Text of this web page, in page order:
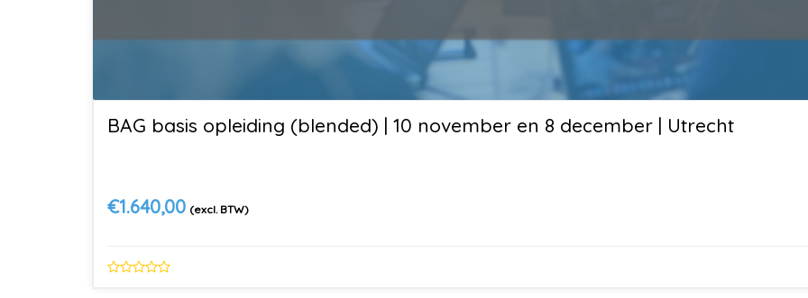
BAG basis opleiding (blended) | 10 november en 8 december | Utrecht
€1.640,00 (excl. BTW)